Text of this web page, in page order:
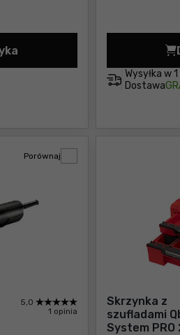
wierteł i bitów, 30szt. AEG
Wysyłka w
Dostawa
5,0
1 opinia
Porównaj
Skrzynka z
szufladami
System PRO